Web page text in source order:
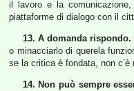
il lavoro e la
piattaforme di dialogo con il
13. A domanda rispondo.
o minacciarlo di querela
se la critica è fondata, non
14. Non può sempre